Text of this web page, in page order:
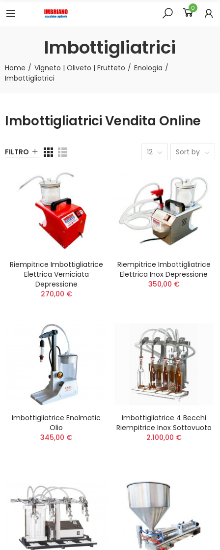
0
Imbottigliatrici
Home Vigneto | Oliveto | Frutteto
Enologia
Imbottigliatrici
Imbottigliatrici Vendita Online
FILTRO 12 Sort by
Riempitrice Imbottigliatrice
Elettrica Verniciata
Depressione
270,00 €
Riempitrice Imbottigliatrice
Elettrica Inox Depressione
350,00 €
Imbottigliatrice Enolmatic
Olio
345,00 €
Imbottigliatrice 4 Becchi
Riempitrice Inox Sottovuoto
2.100,00 €